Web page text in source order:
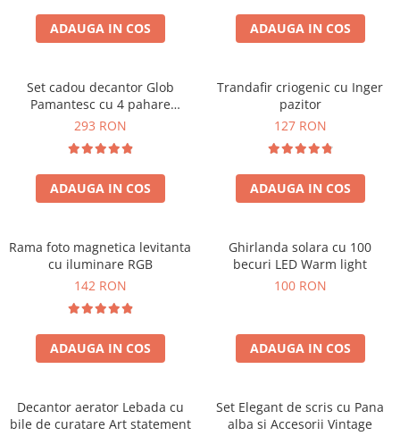
Cadouri Fete
Pentru Copilul din tine
Cadouri de Casa Noua
Cadouri Majorat
Cadouri pentru Nasi
Cadouri pentru Bunici
Cadouri pentru Prieteni
Cel ce are tot
Cadouri Nunta si Cununie civila
Cani si Termosuri
Jocuri si Puzzle
Seturi de caligrafie
Cadouri Sfantul Alexandru
Cadouri Constantin si Elena
Cadouri Sfanta Maria
Cadouri Sfintii Mihail si Gavriil
ADAUGA IN COS ADAUGA IN COS
Set cadou decantor Glob
Pamantesc cu 4 pahare
Deluxe
293 RON
ADAUGA IN COS
Trandafir criogenic cu Inger
pazitor
127 RON
ADAUGA IN COS
Rama foto magnetica levitanta
cu iluminare RGB
142 RON
ADAUGA IN COS
Ghirlanda solara cu 100
becuri LED Warm light
100 RON
ADAUGA IN COS
Decantor aerator Lebada cu
bile de curatare Art statement
Set Elegant de scris cu Pana
alba si Accesorii Vintage